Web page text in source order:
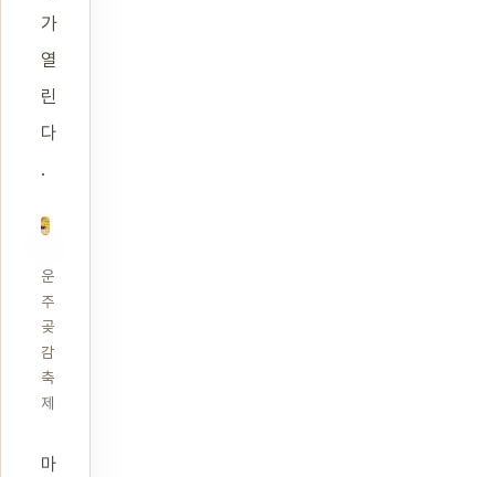
가
열
린
다
.
운
주
곶
감
축
제
마